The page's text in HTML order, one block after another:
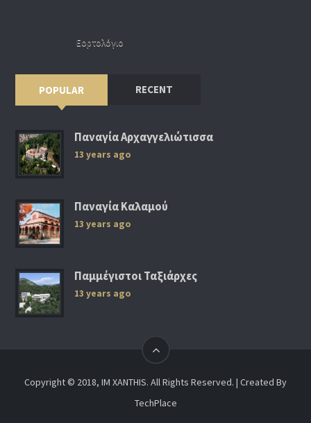
Εορτολόγιο
POPULAR RECENT
Παναγία Αρχαγγελιώτισσα
13 years ago
Παναγία Καλαμού
13 years ago
Παμμέγιστοι Ταξιάρχες
13 years ago
Copyright © 2018, IM XANTHIS. All Rights Reserved. | Created By
TechPlace